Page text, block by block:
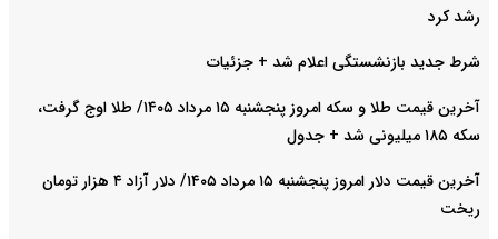
رشد کرد
شرط جدید بازنشستگی اعلام شد + جزئیات
آخرین قیمت طلا و سکه امروز پنجشنبه ۱۵ مرداد ۱۴۰۵/ طلا اوج گرفت،
سکه ۱۸۵ میلیونی شد + جدول
آخرین قیمت دلار امروز پنجشنبه ۱۵ مرداد ۱۴۰۵/ دلار آزاد ۴ هزار تومان
ریخت